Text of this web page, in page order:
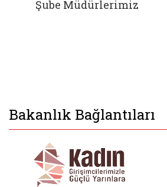
Şube Müdürlerimiz
Bakanlık Bağlantıları